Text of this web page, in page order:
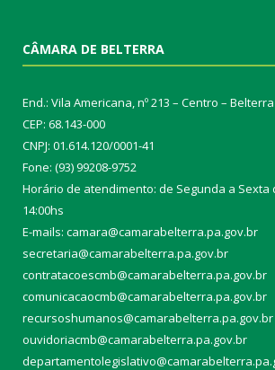
CÂMARA DE BELTERRA
End.: Vila Americana, nº 213 – Centro –
CEP: 68.143-000
CNPJ: 01.614.120/0001-41
Fone: (93) 99208-9752
Horário de atendimento: de Segunda a Sexta
14:00hs
E-mails: camara@camarabelterra.pa.gov.br
secretaria@camarabelterra.pa.gov.br
contratacoescmb@camarabelterra.pa.gov.br
comunicacaocmb@camarabelterra.pa.gov.br
recursoshumanos@camarabelterra.pa.gov.br
ouvidoriacmb@camarabelterra.pa.gov.br